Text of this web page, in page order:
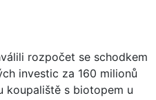
rozpočet se schodkem
investic za 160 milionů
koupaliště s biotopem u